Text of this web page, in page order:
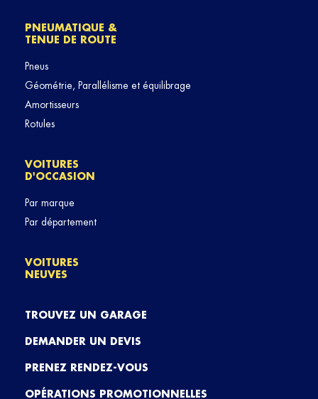
PNEUMATIQUE &
TENUE DE ROUTE
Pneus
Géométrie, Parallélisme et équilibrage
Amortisseurs
Rotules
VOITURES
D'OCCASION
Par marque
Par département
VOITURES
NEUVES
TROUVEZ UN GARAGE
DEMANDER UN DEVIS
PRENEZ RENDEZ-VOUS
OPÉRATIONS PROMOTIONNELLES